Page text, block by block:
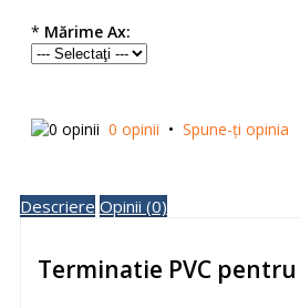
* Mărime Ax:
0 opinii • Spune-ţi opinia
Descriere Opinii (0)
Terminatie PVC